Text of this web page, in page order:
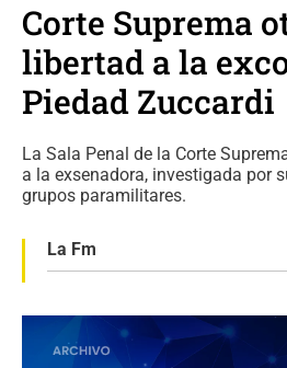
Corte Suprema
libertad a la
Piedad Zuccardi
La Sala Penal de la Corte
a la exsenadora, investigada por
grupos paramilitares.
La Fm